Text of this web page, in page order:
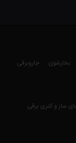
بخارشوی
جاروبرقی
ساز و کتری برقی